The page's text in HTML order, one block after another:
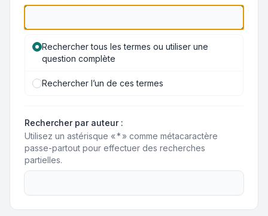
Rechercher tous les termes ou utiliser une
question complète
Rechercher l’un de ces termes
Rechercher par auteur :
Utilisez un astérisque « * » comme métacaractère
passe-partout pour effectuer des recherches
partielles.